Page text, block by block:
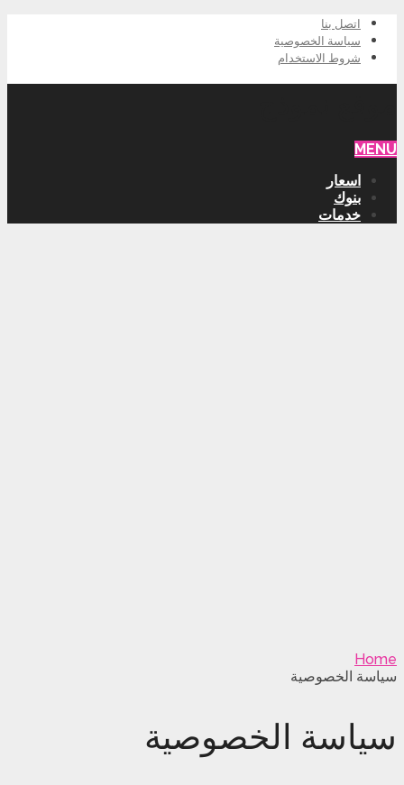
اتصل بنا
سياسة الخصوصية
شروط الاستخدام
MENU
اسعار
بنوك
خدمات
Home
سياسة الخصوصية
سياسة الخصوصية